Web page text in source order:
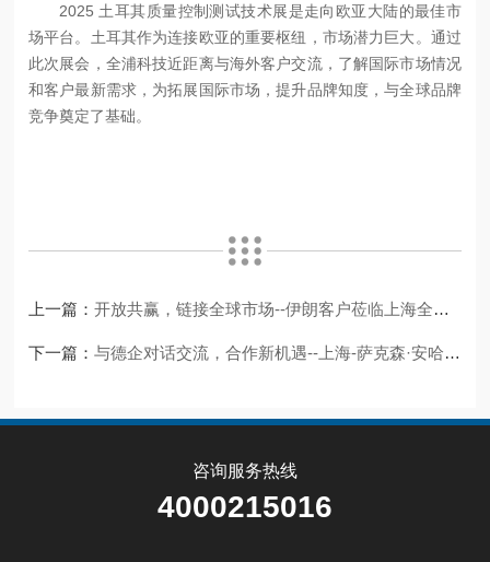
2025 土耳其质量控制测试技术展是走向欧亚大陆的最佳市
场平台。土耳其作为连接欧亚的重要枢纽，市场潜力巨大。通过
此次展会，全浦科技近距离与海外客户交流，了解国际市场情况
和客户最新需求，为拓展国际市场，提升品牌知度，与全球品牌
竞争奠定了基础。
上一篇：开放共赢，链接全球市场--伊朗客户莅临上海全浦工厂实地考察气体发生器
下一篇：与德企对话交流，合作新机遇--上海-萨克森·安哈尔特州座谈交流会
咨询服务热线
4000215016